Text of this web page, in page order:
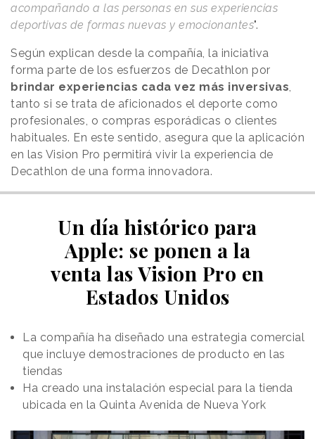
acompañando a las personas en sus experiencias
deportivas de formas nuevas y emocionantes".
Según explican desde la compañía, la iniciativa
forma parte de los esfuerzos de Decathlon por
brindar experiencias cada vez más inversivas
tanto si se trata de aficionados el deporte como
profesionales, o compras esporádicas o clientes
habituales. En este sentido, asegura que la aplicación
en las Vision Pro permitirá vivir la experiencia de
Decathlon de una forma innovadora.
Un día histórico para
Apple: se ponen a la
venta las Vision Pro en
Estados Unidos
La compañía ha diseñado una estrategia comercial
que incluye demostraciones de producto en las
tiendas
Ha creado una instalación especial para la tienda
ubicada en la Quinta Avenida de Nueva York